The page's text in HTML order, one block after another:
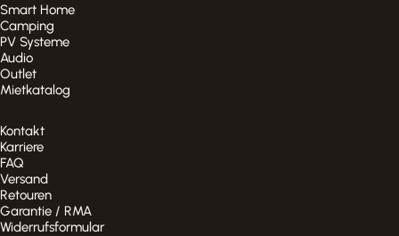
Smart Home
Camping
PV Systeme
Audio
Outlet
Mietkatalog
Kontakt
Karriere
FAQ
Versand
Retouren
Garantie / RMA
Widerrufsformular